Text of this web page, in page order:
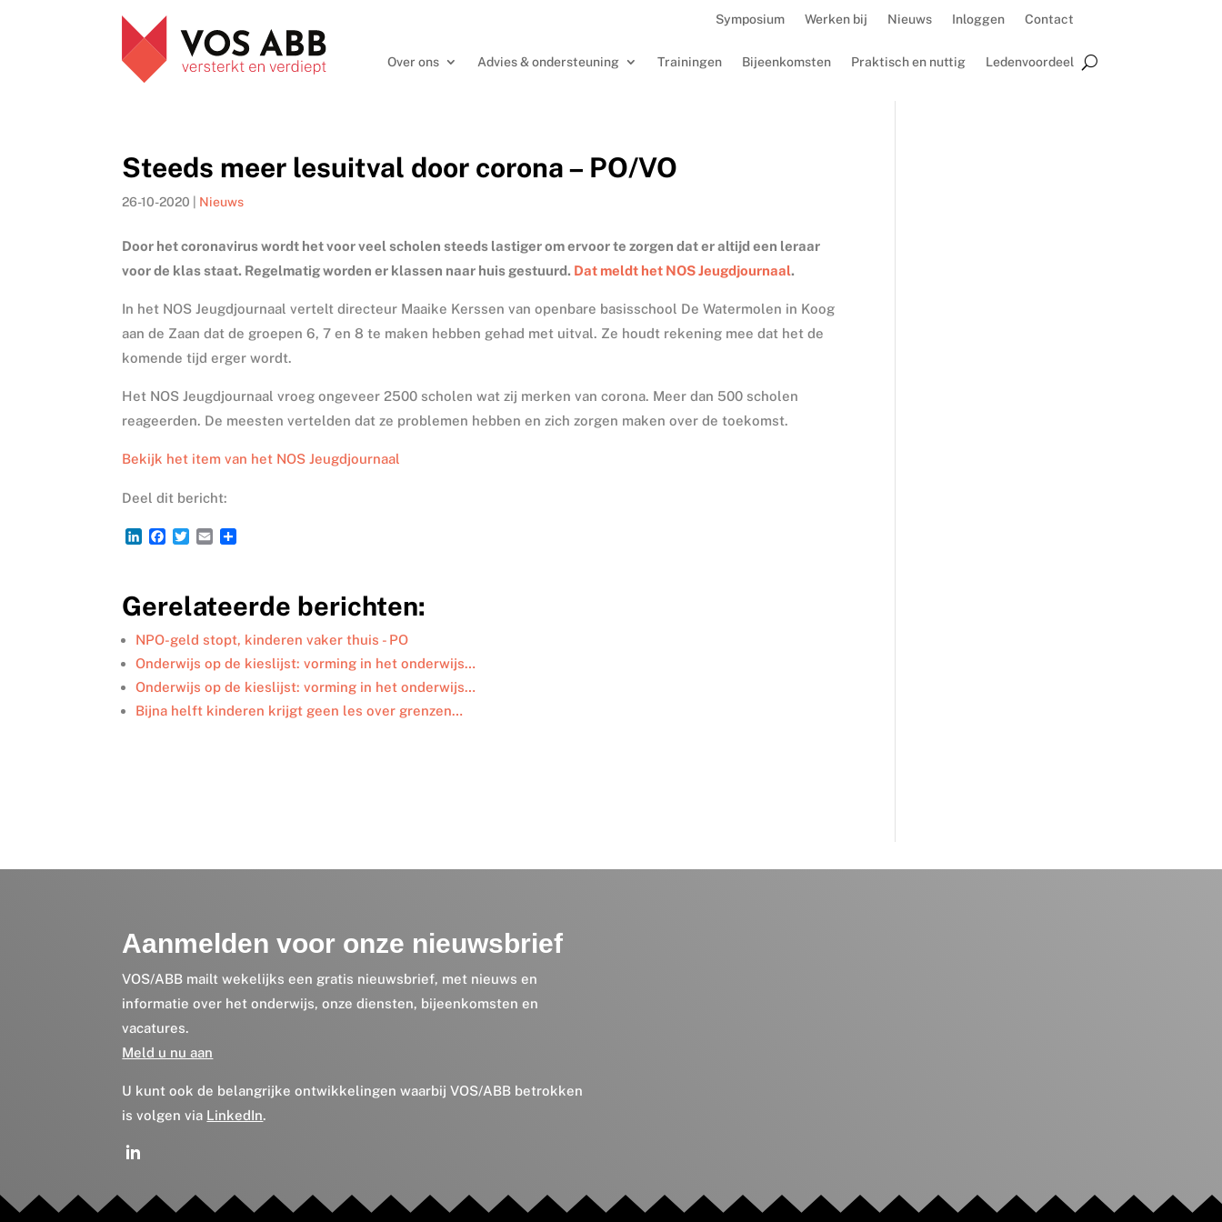
Symposium Werken bij Nieuws Inloggen Contact
Over ons Advies & ondersteuning Trainingen Bijeenkomsten Praktisch en nuttig Ledenvoordeel
Steeds meer lesuitval door corona – PO/VO
26-10-2020 Nieuws
Door het coronavirus wordt het voor veel scholen steeds lastiger om ervoor te zorgen dat er altijd een leraar
voor de klas staat. Regelmatig worden er klassen naar huis gestuurd. Dat meldt het NOS Jeugdjournaal.
In het NOS Jeugdjournaal vertelt directeur Maaike Kerssen van openbare basisschool De Watermolen in Koog
aan de Zaan dat de groepen 6, 7 en 8 te maken hebben gehad met uitval. Ze houdt rekening mee dat het de
komende tijd erger wordt.
Het NOS Jeugdjournaal vroeg ongeveer 2500 scholen wat zij merken van corona. Meer dan 500 scholen
reageerden. De meesten vertelden dat ze problemen hebben en zich zorgen maken over de toekomst.
Bekijk het item van het NOS Jeugdjournaal
Deel dit bericht:
L
e
d
I
n
F
b
o
o
k
T
t
e
r
E
l
n
Gerelateerde berichten:
NPO-geld stopt, kinderen vaker thuis - PO
Onderwijs op de kieslijst: vorming in het onderwijs…
Onderwijs op de kieslijst: vorming in het onderwijs…
Bijna helft kinderen krijgt geen les over grenzen…
Aanmelden voor onze nieuwsbrief
VOS/ABB mailt wekelijks een gratis nieuwsbrief, met nieuws en
informatie over het onderwijs, onze diensten, bijeenkomsten en
vacatures.
Meld u nu aan
U kunt ook de belangrijke ontwikkelingen waarbij VOS/ABB betrokken
is volgen via LinkedIn.